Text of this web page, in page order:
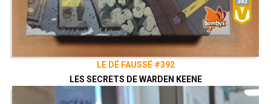
LE DÉ FAUSSÉ #392
LES SECRETS DE WARDEN KEENE